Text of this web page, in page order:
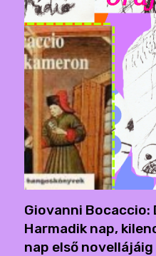
Giovanni Bocaccio:
Harmadik nap,
nap első novellájáig